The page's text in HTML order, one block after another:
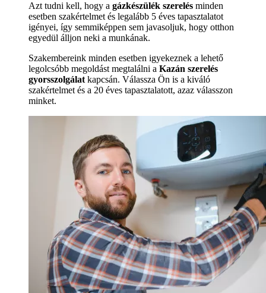
Azt tudni kell, hogy a gázkészülék szerelés minden
esetben szakértelmet és legalább 5 éves tapasztalatot
igényei, így semmiképpen sem javasoljuk, hogy otthon
egyedül álljon neki a munkának.
Szakembereink minden esetben igyekeznek a lehető
legolcsóbb megoldást megtalálni a Kazán szerelés
gyorsszolgálat kapcsán. Válassza Ön is a kiváló
szakértelmet és a 20 éves tapasztalatott, azaz válasszon
minket.